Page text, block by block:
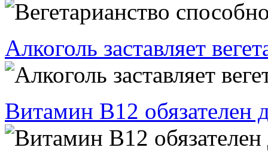
Алкоголь заставляет
Витамин В12 обязателен